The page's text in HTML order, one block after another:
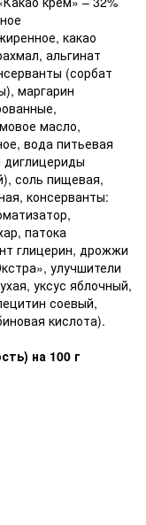
какао
альгинат
(сорбат
маргарин
масло,
вода питьевая
диглицериды
соль пищевая,
консерванты:
патока
глицерин, дрожжи
улучшители
уксус яблочный,
соевый,
кислота).
на 100 г